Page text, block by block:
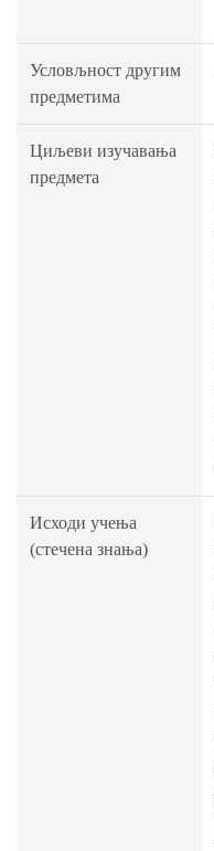
Условљност другим
предметима
Циљеви изучавања
предмета
Исходи учења
(стечена знања)